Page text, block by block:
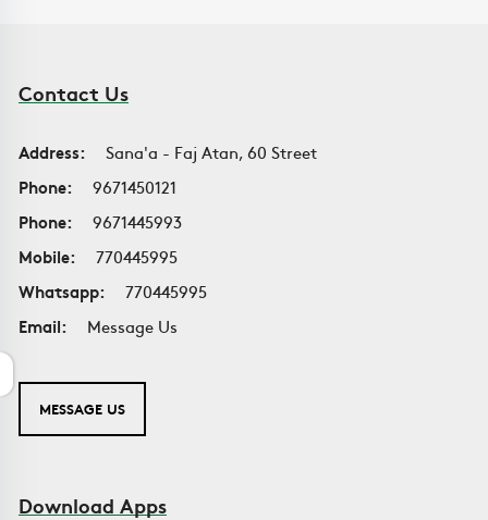
Contact Us
Address:
Sana'a - Faj Atan, 60 Street
Phone:
9671450121
Phone:
9671445993
Mobile:
770445995
Whatsapp:
770445995
Email:
Message Us
MESSAGE US
Download Apps